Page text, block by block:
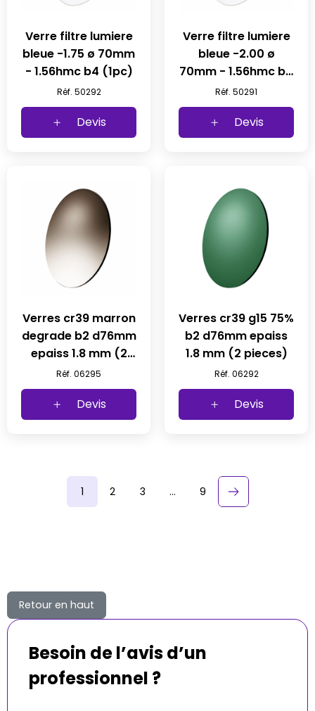
Verre filtre lumiere
bleue -1.75 ø 70mm
- 1.56hmc b4 (1pc)
Réf. 50292
Devis
Verre filtre lumiere
bleue -2.00 ø
70mm - 1.56hmc b4
(1pc)
Réf. 50291
Devis
Verres cr39 marron
degrade b2 d76mm
epaiss 1.8 mm (2
pieces)
Réf. 06295
Devis
Verres cr39 g15 75%
b2 d76mm epaiss
1.8 mm (2 pieces)
Réf. 06292
Devis
1 2 3 … 9 keyboard_arrow_rightSuivant
Retour en haut
Besoin de l’avis d’un
professionnel ?